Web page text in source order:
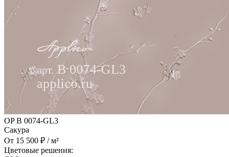
OP B 0074-GL3
Сакура
От 15 500 ₽ / м²
Цветовые решения: